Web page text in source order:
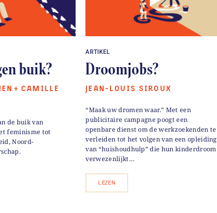
buik?
+ CAMILLE
de buik van
feminisme tot
Noord-
ARTIKEL
Droomjobs?
JEAN-LOUIS SIROUX
“Maak uw dromen waar.” Met een
publicitaire campagne poogt een
openbare dienst om de werkzoekenden te
verleiden tot het volgen van een opleiding
van “huishoudhulp” die hun kinderdroom
verwezenlijkt…
LEZEN